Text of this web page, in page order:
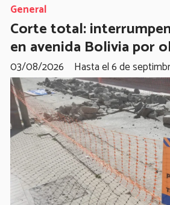
Corte total:
en avenida Bolivia por
Hasta el 6 de
General
03/08/2026